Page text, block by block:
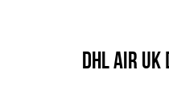
DHL Air UK